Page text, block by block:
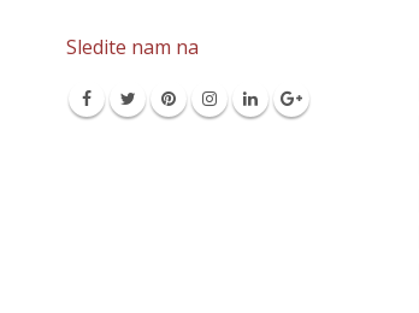
Sledite nam na